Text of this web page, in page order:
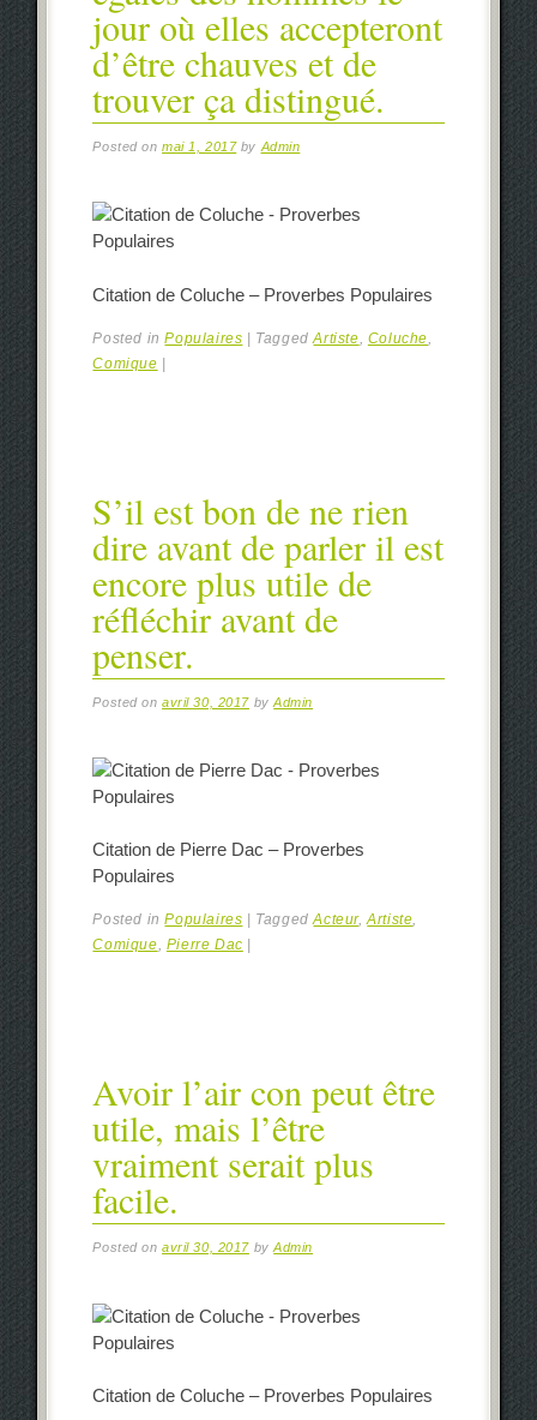
jour où elles accepteront
d’être chauves et de
trouver ça distingué.
Posted onmai 1, 2017 by Admin
Citation de Coluche – Proverbes Populaires
Posted inPopulaires | TaggedArtiste Coluche
Comique |
S’il est bon de ne rien
dire avant de parler il est
encore plus utile de
réfléchir avant de
penser.
Posted onavril 30, 2017 byAdmin
Citation de Pierre Dac – Proverbes
Populaires
Posted inPopulaires TaggedActeur,Artiste,
Comique, Pierre Dac
Avoir l’air con peut être
utile, mais l’être
vraiment serait plus
facile.
Posted onavril 30, 2017 byAdmin
Citation de Coluche – Proverbes Populaires